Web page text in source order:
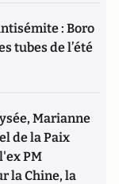
: Boro
tubes de l’été
Marianne
de la Paix
PM
la Chine, la